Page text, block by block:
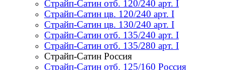
Страйп-Сатин отб. 120/240 арт. I
Страйп-Сатин цв. 120/240 арт. I
Страйп-Сатин цв. 130/240 арт. I
Страйп-Сатин отб. 135/240 арт. I
Страйп-Сатин отб. 135/280 арт. I
Страйп-Сатин Россия
Страйп-Сатин отб. 125/160 Россия